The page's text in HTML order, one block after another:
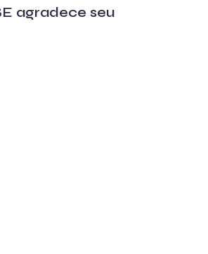
agradece seu